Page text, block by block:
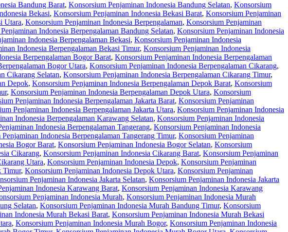
Bandung Barat, Konsorsium Penjaminan Indonesia Bandung Selatan, Konsorsium
Bekasi, Konsorsium Penjaminan Indonesia Bekasi Barat, Konsorsium Penjaminan
Utara, Konsorsium Penjaminan Indonesia Berpengalaman, Konsorsium Penjaminan
Indonesia Berpengalaman Bandung Selatan, Konsorsium Penjaminan Indonesia
Indonesia Berpengalaman Bekasi, Konsorsium Penjaminan Indonesia
Indonesia Berpengalaman Bekasi Timur, Konsorsium Penjaminan Indonesia
Berpengalaman Bogor Barat, Konsorsium Penjaminan Indonesia Berpengalaman
Bogor Utara, Konsorsium Penjaminan Indonesia Berpengalaman Cikarang,
Cikarang Selatan, Konsorsium Penjaminan Indonesia Berpengalaman Cikarang Timur,
Depok, Konsorsium Penjaminan Indonesia Berpengalaman Depok Barat, Konsorsium
, Konsorsium Penjaminan Indonesia Berpengalaman Depok Utara, Konsorsium
Penjaminan Indonesia Berpengalaman Jakarta Barat, Konsorsium Penjaminan
Penjaminan Indonesia Berpengalaman Jakarta Utara, Konsorsium Penjaminan Indonesia
Indonesia Berpengalaman Karawang Selatan, Konsorsium Penjaminan Indonesia
Indonesia Berpengalaman Tangerang, Konsorsium Penjaminan Indonesia
Indonesia Berpengalaman Tangerang Timur, Konsorsium Penjaminan
Bogor Barat, Konsorsium Penjaminan Indonesia Bogor Selatan, Konsorsium
Cikarang, Konsorsium Penjaminan Indonesia Cikarang Barat, Konsorsium Penjaminan
Utara, Konsorsium Penjaminan Indonesia Depok, Konsorsium Penjaminan
Timur, Konsorsium Penjaminan Indonesia Depok Utara, Konsorsium Penjaminan
Penjaminan Indonesia Jakarta Selatan, Konsorsium Penjaminan Indonesia Jakarta
Indonesia Karawang Barat, Konsorsium Penjaminan Indonesia Karawang
Penjaminan Indonesia Murah, Konsorsium Penjaminan Indonesia Murah
Selatan, Konsorsium Penjaminan Indonesia Murah Bandung Timur, Konsorsium
Indonesia Murah Bekasi Barat, Konsorsium Penjaminan Indonesia Murah Bekasi
, Konsorsium Penjaminan Indonesia Murah Bogor, Konsorsium Penjaminan Indonesia